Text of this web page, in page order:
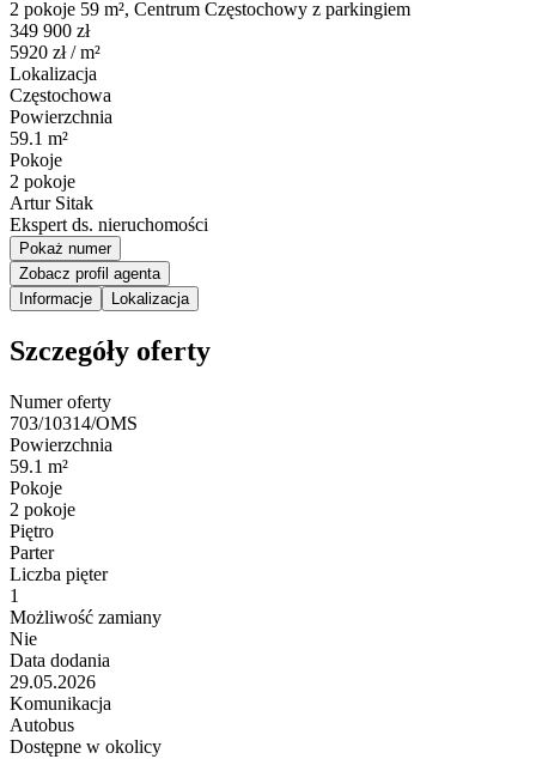
2 pokoje 59 m², Centrum Częstochowy z parkingiem
349 900 zł
5920 zł/ m²
Lokalizacja
Częstochowa
Powierzchnia
59.1 m²
Pokoje
2 pokoje
Artur Sitak
Ekspert ds. nieruchomości
Pokaż numer
Zobacz profil agenta
Informacje
Lokalizacja
Szczegóły oferty
Numer oferty
703/10314/OMS
Powierzchnia
59.1 m²
Pokoje
2 pokoje
Piętro
Parter
Liczba pięter
1
Możliwość zamiany
Nie
Data dodania
29.05.2026
Komunikacja
Autobus
Dostępne w okolicy